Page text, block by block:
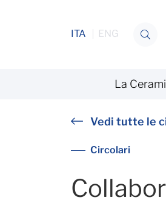
ITA ENG
La
Collaborazione
Vedi tutte le
Circolari